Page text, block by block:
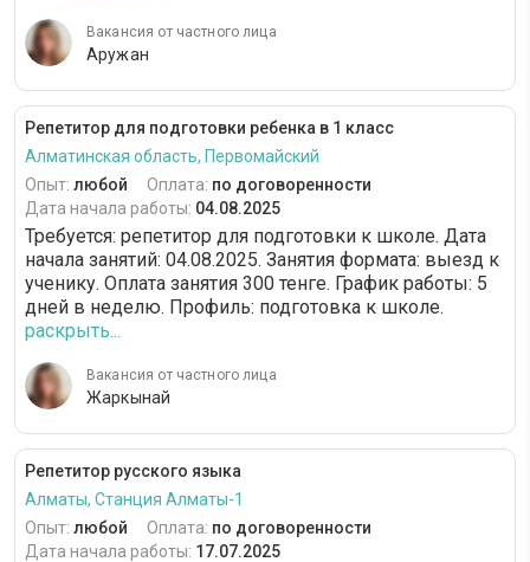
Вакансия от частного лица
Аружан
Репетитор для подготовки ребенка в 1 класс
Алматинская область, Первомайский
Опыт: любой Оплата: по договоренности
Дата начала работы: 04.08.2025
Требуется: репетитор для подготовки к школе. Дата
начала занятий: 04.08.2025. Занятия формата: выезд к
ученику. Оплата занятия 300 тенге. График работы: 5
дней в неделю. Профиль: подготовка к школе.
раскрыть...
Вакансия от частного лица
Жаркынай
Репетитор русского языка
Алматы, Станция Алматы-1
Опыт: любой Оплата: по договоренности
Дата начала работы: 17.07.2025